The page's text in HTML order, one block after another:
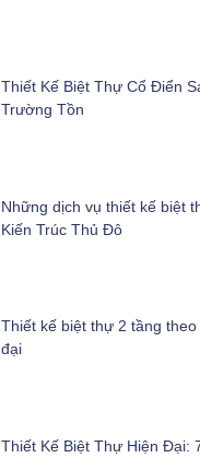
Thiết Kế Biệt Thự Cổ Điển
Trường Tồn
Những dịch vụ thiết kế biệt
Kiến Trúc Thủ Đô
Thiết kế biệt thự 2 tầng
đại
Thiết Kế Biệt Thự Hiện Đại: